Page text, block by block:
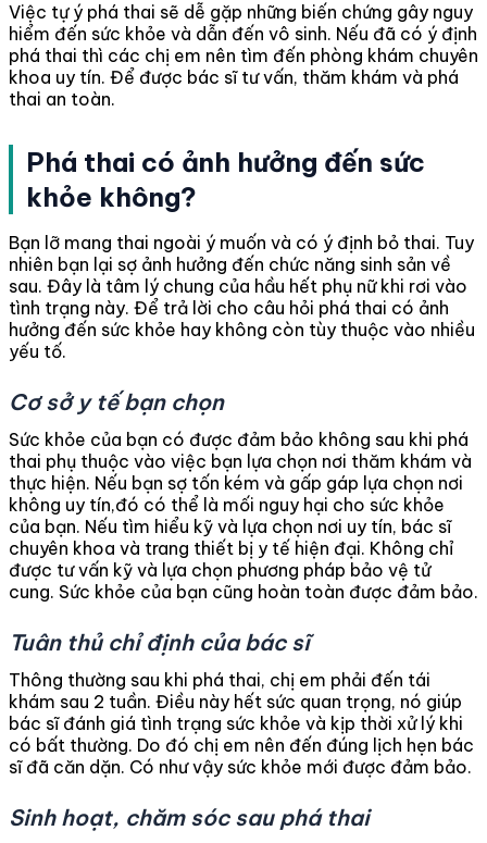
Việc tự ý phá thai sẽ dễ gặp những biến chứng gây nguy
hiểm đến sức khỏe và dẫn đến vô sinh. Nếu đã có ý định
phá thai thì các chị em nên tìm đến phòng khám chuyên
khoa uy tín. Để được bác sĩ tư vấn, thăm khám và phá
thai an toàn.
Phá thai có ảnh hưởng đến sức
khỏe không?
Bạn lỡ mang thai ngoài ý muốn và có ý định bỏ thai. Tuy
nhiên bạn lại sợ ảnh hưởng đến chức năng sinh sản về
sau. Đây là tâm lý chung của hầu hết phụ nữ khi rơi vào
tình trạng này. Để trả lời cho câu hỏi phá thai có ảnh
hưởng đến sức khỏe hay không còn tùy thuộc vào nhiều
yếu tố.
Cơ sở y tế bạn chọn
Sức khỏe của bạn có được đảm bảo không sau khi phá
thai phụ thuộc vào việc bạn lựa chọn nơi thăm khám và
thực hiện. Nếu bạn sợ tốn kém và gấp gáp lựa chọn nơi
không uy tín,đó có thể là mối nguy hại cho sức khỏe
của bạn. Nếu tìm hiểu kỹ và lựa chọn nơi uy tín, bác sĩ
chuyên khoa và trang thiết bị y tế hiện đại. Không chỉ
được tư vấn kỹ và lựa chọn phương pháp bảo vệ tử
cung. Sức khỏe của bạn cũng hoàn toàn được đảm bảo.
Tuân thủ chỉ định của bác sĩ
Thông thường sau khi phá thai, chị em phải đến tái
khám sau 2 tuần. Điều này hết sức quan trọng, nó giúp
bác sĩ đánh giá tình trạng sức khỏe và kịp thời xử lý khi
có bất thường. Do đó chị em nên đến đúng lịch hẹn bác
sĩ đã căn dặn. Có như vậy sức khỏe mới được đảm bảo.
Sinh hoạt, chăm sóc sau phá thai